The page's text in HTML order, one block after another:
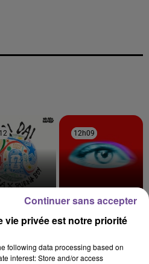
BOY
12h09
12h09
Self Aware
11h56
11h56
vie privée est notre priorité
following data processing based on
interest: Store and/or access
Continuer sans accepter